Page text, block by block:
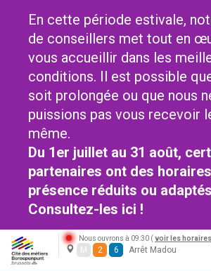
En cette période estivale,
de conseillers met tout en
vous accueillir dans les
conditions. Il est possible
soit prolongée ou que nous
puissions pas vous recevoir
même.
Du 1er juillet au 31 août,
partenaires ont des
présence réduits ou
Consultez-les ici !
Nous ouvrons à 09:30 ( voir les horaires
M 2 6 Arrêt Madou